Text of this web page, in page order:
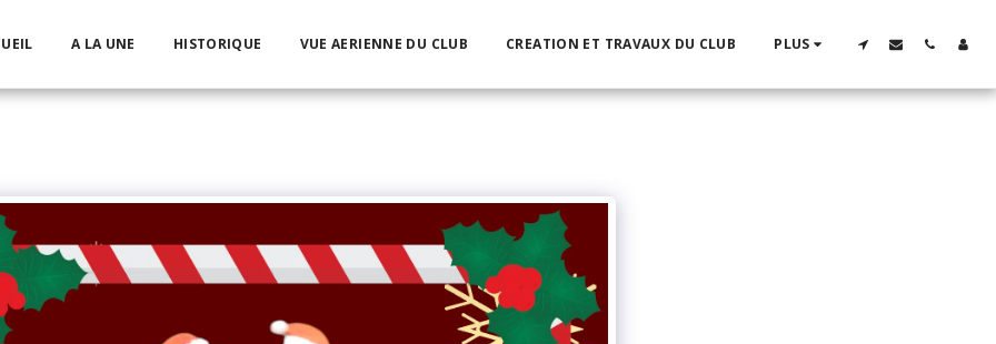
A LA UNE HISTORIQUE VUE AERIENNE DU CLUB CREATION ET TRAVAUX DU CLUB PLUS